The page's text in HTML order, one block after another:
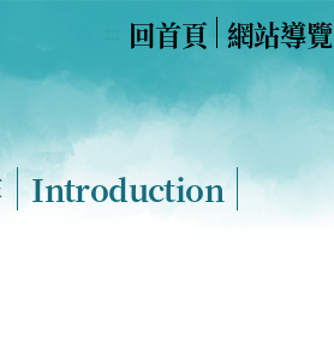
回首頁 網站導覽
Introduction